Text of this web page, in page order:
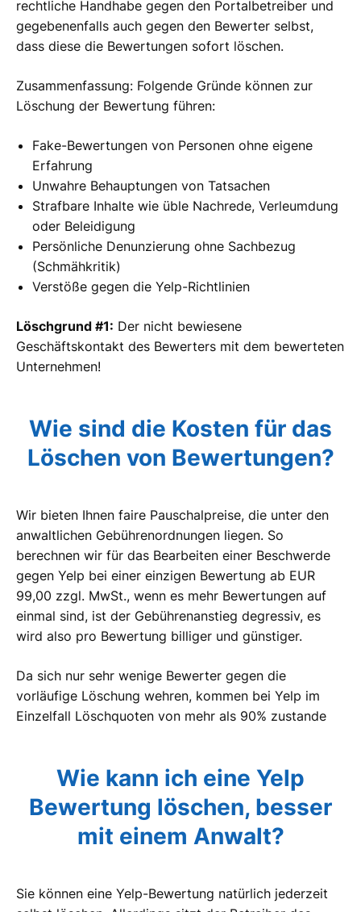
rechtliche Handhabe gegen den Portalbetreiber und
gegebenenfalls auch gegen den Bewerter selbst,
dass diese die Bewertungen sofort löschen.
Zusammenfassung: Folgende Gründe können zur
Löschung der Bewertung führen:
Fake-Bewertungen von Personen ohne eigene
Erfahrung
Unwahre Behauptungen von Tatsachen
Strafbare Inhalte wie üble Nachrede, Verleumdung
oder Beleidigung
Persönliche Denunzierung ohne Sachbezug
(Schmähkritik)
Verstöße gegen die Yelp-Richtlinien
Löschgrund #1: Der nicht bewiesene
Geschäftskontakt des Bewerters mit dem bewerteten
Unternehmen!
Wie sind die Kosten für das
Löschen von Bewertungen?
Wir bieten Ihnen faire Pauschalpreise, die unter den
anwaltlichen Gebührenordnungen liegen. So
berechnen wir für das Bearbeiten einer Beschwerde
gegen Yelp bei einer einzigen Bewertung ab EUR
99,00 zzgl. MwSt., wenn es mehr Bewertungen auf
einmal sind, ist der Gebührenanstieg degressiv, es
wird also pro Bewertung billiger und günstiger.
Da sich nur sehr wenige Bewerter gegen die
vorläufige Löschung wehren, kommen bei Yelp im
Einzelfall Löschquoten von mehr als 90% zustande
Wie kann ich eine Yelp
Bewertung löschen, besser
mit einem Anwalt?
Sie können eine Yelp-Bewertung natürlich jederzeit